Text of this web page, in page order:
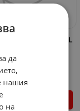
прът Aqua Pole FL
€
да
нашия
на